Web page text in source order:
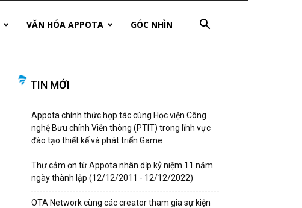
VĂN HÓA APPOTA GÓC NHÌN
TIN MỚI
Appota chính thức hợp tác cùng Học viện Công
nghệ Bưu chính Viễn thông (PTIT) trong lĩnh vực
đào tạo thiết kế và phát triển Game
Thư cảm ơn từ Appota nhân dịp kỷ niệm 11 năm
ngày thành lập (12/12/2011 - 12/12/2022)
OTA Network cùng các creator tham gia sự kiện